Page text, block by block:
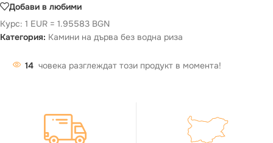
Добави в любими
Курс: 1 EUR = 1.95583 BGN
Категория: Камини на дърва без водна риза
14 човека разглеждат този продукт в момента!